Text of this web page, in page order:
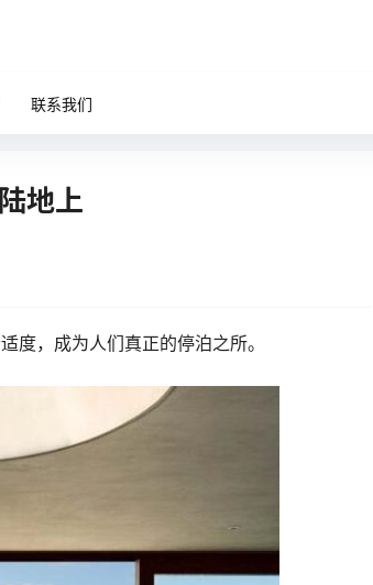
联系我们
地上
度，成为人们真正的停泊之所。